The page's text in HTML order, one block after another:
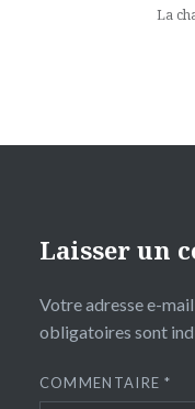
La
Laisser un
Votre adresse e-
obligatoires sont
COMMENTAIRE*